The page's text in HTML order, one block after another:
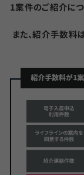
1案件のご紹介に
また、紹介手数